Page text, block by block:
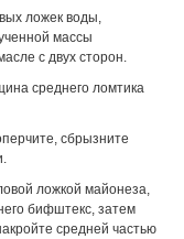
ложек воды,
массы
с двух сторон.
среднего ломтика
сбрызните
ложкой майонеза,
бифштекс, затем
средней частью